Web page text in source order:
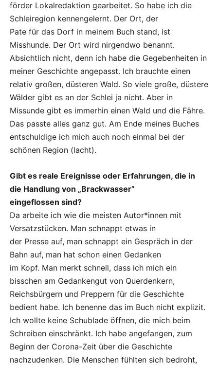
förder Lokalredaktion gearbeitet. So habe ich die
Schleiregion kennengelernt. Der Ort, der
Pate für das Dorf in meinem Buch stand, ist
Misshunde. Der Ort wird nirgendwo benannt.
Absichtlich nicht, denn ich habe die Gegebenheiten in
meiner Geschichte angepasst. Ich brauchte einen
relativ großen, düsteren Wald. So viele große, düstere
Wälder gibt es an der Schlei ja nicht. Aber in
Missunde gibt es immerhin einen Wald und die Fähre.
Das passte alles ganz gut. Am Ende meines Buches
entschuldige ich mich auch noch einmal bei der
schönen Region (lacht).
Gibt es reale Ereignisse oder Erfahrungen, die in
die Handlung von „Brackwasser”
eingeflossen sind?
Da arbeite ich wie die meisten Autor*innen mit
Versatzstücken. Man schnappt etwas in
der Presse auf, man schnappt ein Gespräch in der
Bahn auf, man hat schon einen Gedanken
im Kopf. Man merkt schnell, dass ich mich ein
bisschen am Gedankengut von Querdenkern,
Reichsbürgern und Preppern für die Geschichte
bedient habe. Ich benenne das im Buch nicht explizit.
Ich wollte keine Schublade öffnen, die mich beim
Schreiben einschränkt. Ich habe angefangen, zum
Beginn der Corona-Zeit über die Geschichte
nachzudenken. Die Menschen fühlten sich bedroht,